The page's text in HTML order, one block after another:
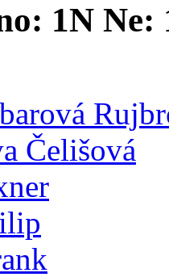
1N Ne:
Čelišová